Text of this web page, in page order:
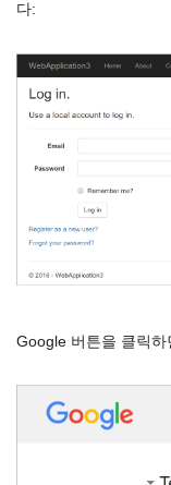
다:
Google 버튼을 클릭